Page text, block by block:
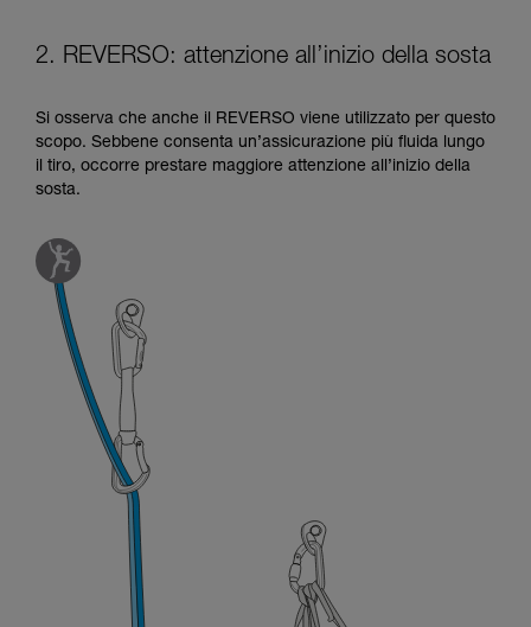
2. REVERSO: attenzione all’inizio della sosta
Si osserva che anche il REVERSO viene utilizzato per questo
scopo. Sebbene consenta un’assicurazione più fluida lungo
il tiro, occorre prestare maggiore attenzione all’inizio della
sosta.